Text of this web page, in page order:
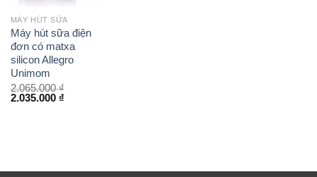
MÁY HÚT SỮA
Máy hút sữa điện
đơn có matxa
silicon Allegro
Unimom
2.065.000₫
2.035.000 ₫